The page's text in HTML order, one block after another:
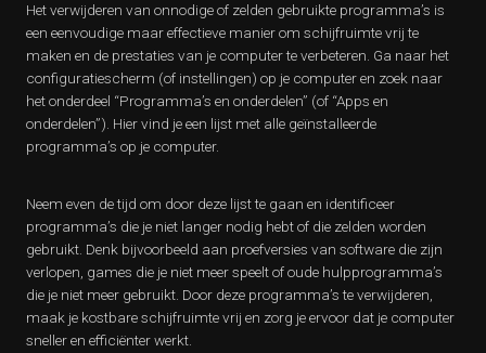
Het verwijderen van onnodige of zelden gebruikte programma’s is
een eenvoudige maar effectieve manier om schijfruimte vrij te
maken en de prestaties van je computer te verbeteren. Ga naar het
configuratiescherm (of instellingen) op je computer en zoek naar
het onderdeel “Programma’s en onderdelen” (of “Apps en
onderdelen”). Hier vind je een lijst met alle geïnstalleerde
programma’s op je computer.
Neem even de tijd om door deze lijst te gaan en identificeer
programma’s die je niet langer nodig hebt of die zelden worden
gebruikt. Denk bijvoorbeeld aan proefversies van software die zijn
verlopen, games die je niet meer speelt of oude hulpprogramma’s
die je niet meer gebruikt. Door deze programma’s te verwijderen,
maak je kostbare schijfruimte vrij en zorg je ervoor dat je computer
sneller en efficiënter werkt.